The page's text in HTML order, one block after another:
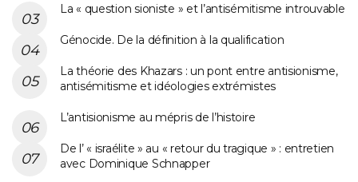
La « question sioniste » et l’antisémitisme introuvable
Génocide. De la définition à la qualification
La théorie des Khazars : un pont entre antisionisme,
antisémitisme et idéologies extrémistes
L’antisionisme au mépris de l’histoire
De l’ « israélite » au « retour du tragique » : entretien
avec Dominique Schnapper